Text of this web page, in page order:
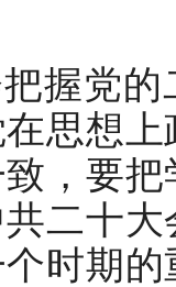
握党
思想
，要
二十
时期